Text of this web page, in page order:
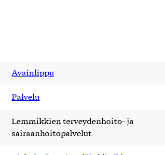
Avainlippu
Palvelu
Lemmikkien terveydenhoito- ja
sairaanhoitopalvelut